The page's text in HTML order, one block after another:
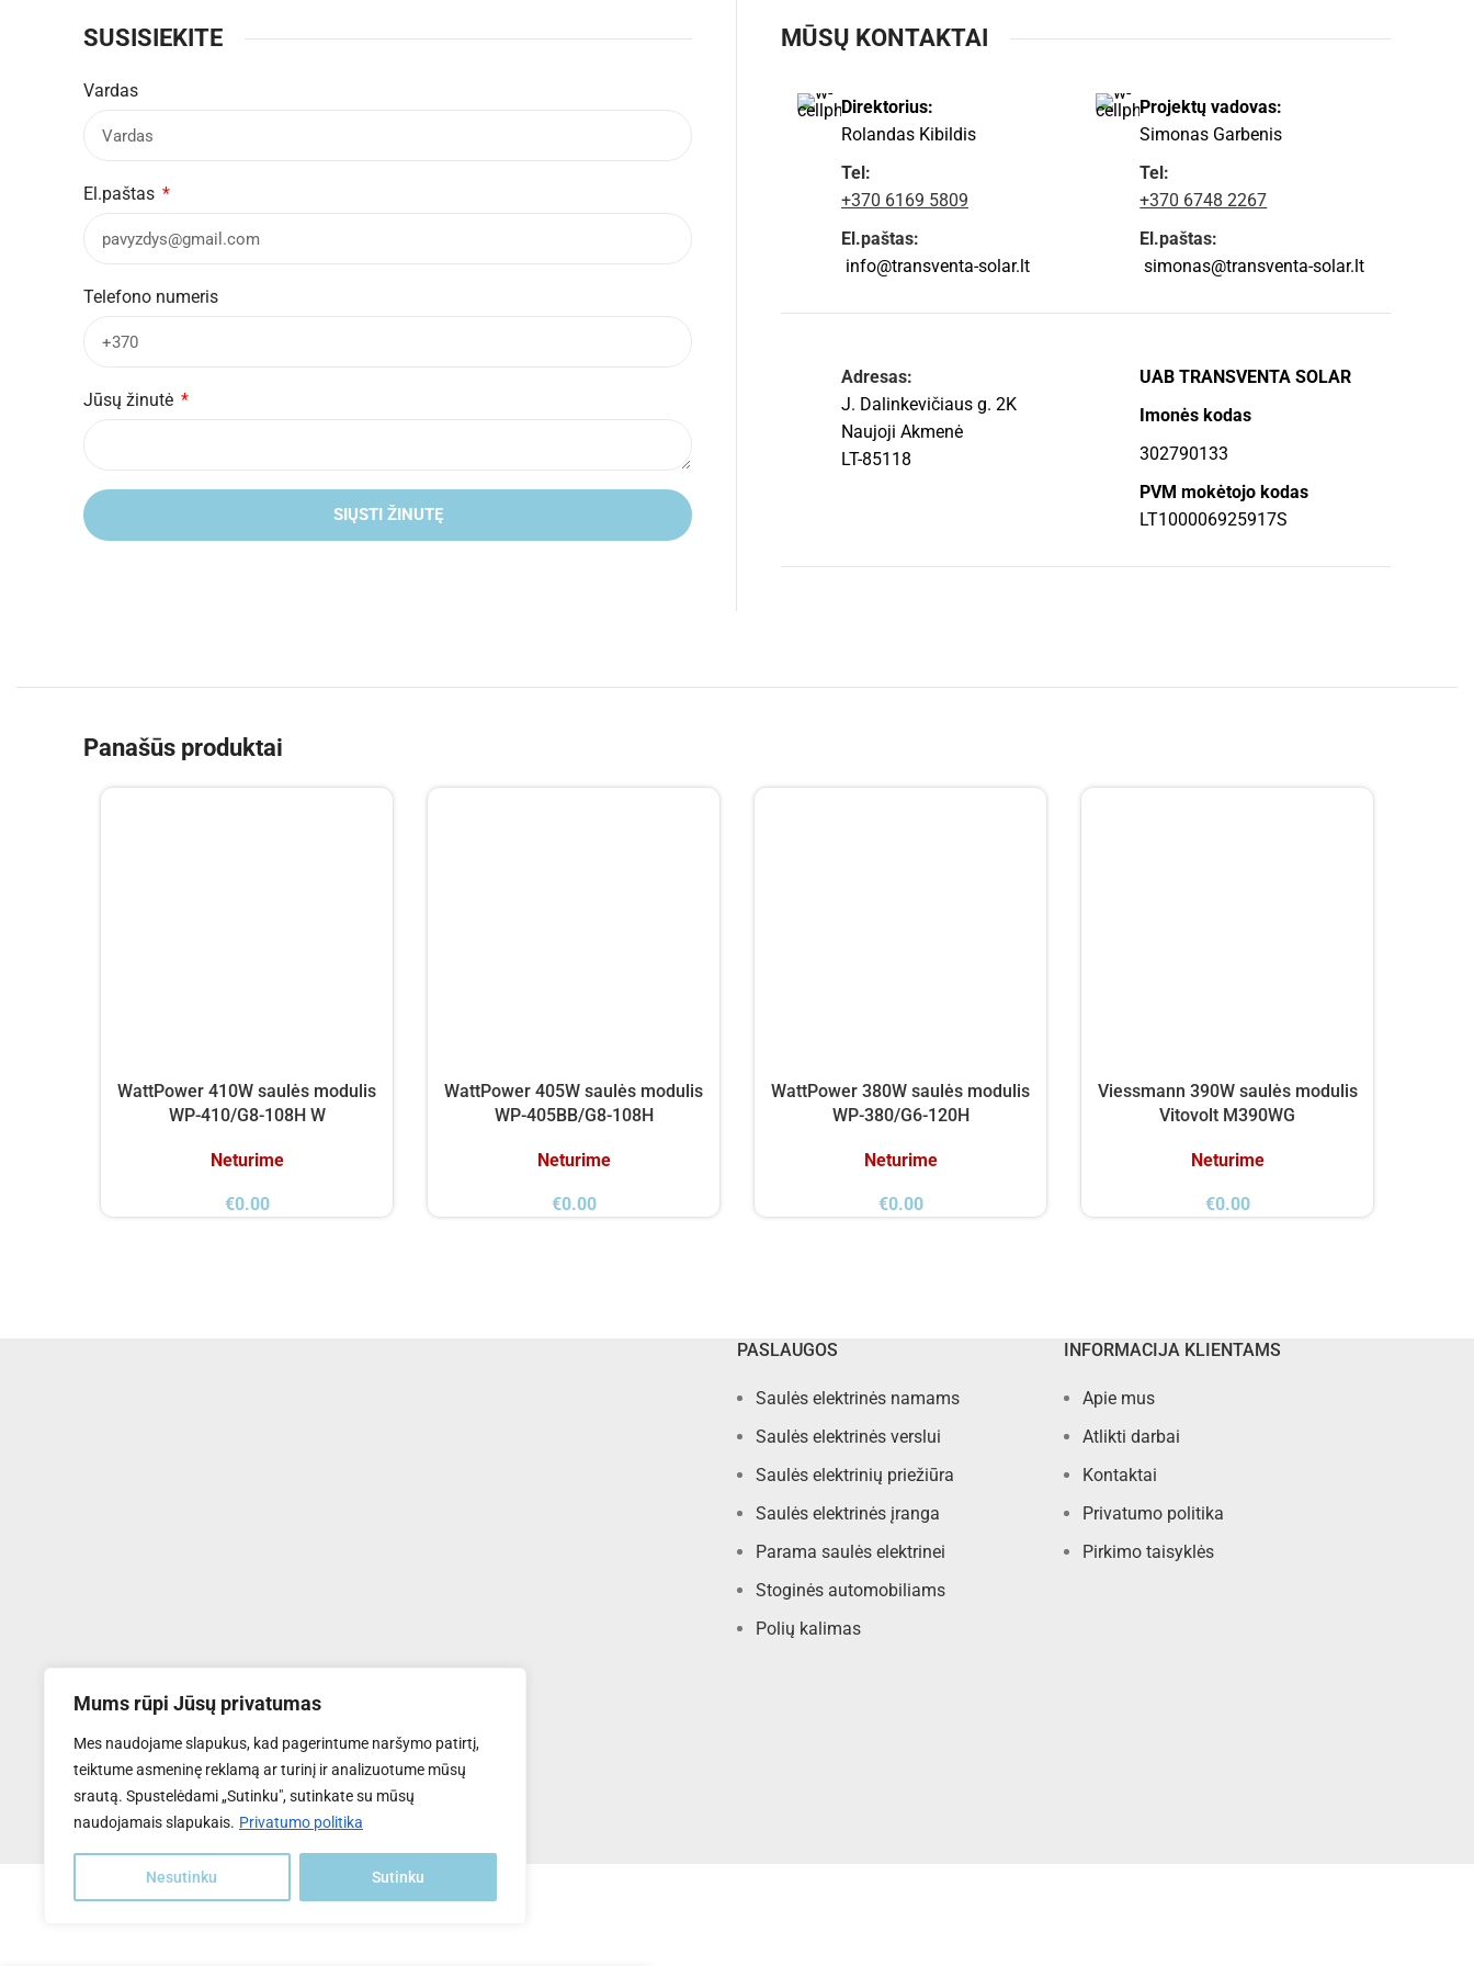
Mums rūpi Jūsų privatumas
Mes naudojame slapukus, kad pagerintume naršymo patirtį,
teiktume asmeninę reklamą ar turinį ir analizuotume mūsų
srautą. Spustelėdami „Sutinku", sutinkate su mūsų
naudojamais slapukais. Privatumo politika
Nesutinku Sutinku
SUSISIEKITE
Vardas
El.paštas
Telefono numeris
Jūsų žinutė
SIŲSTI ŽINUTĘ
MŪSŲ KONTAKTAI
Direktorius:
Rolandas Kibildis
Tel:
+370 6169 5809
El.paštas:
info@transventa-solar.lt
Projektų vadovas:
Simonas Garbenis
Tel:
+370 6748 2267
El.paštas:
simonas@transventa-solar.lt
Adresas:
J. Dalinkevičiaus g. 2K
Naujoji Akmenė
LT-85118
UAB TRANSVENTA SOLAR
Imonės kodas
302790133
PVM mokėtojo kodas
LT100006925917S
Panašūs produktai
WattPower 410W saulės modulis
WP-410/G8-108H W
Neturime
€0.00
WattPower 405W saulės modulis
WP-405BB/G8-108H
Neturime
€0.00
WattPower 380W saulės modulis
WP-380/G6-120H
Neturime
€0.00
Viessmann 390W saulės modulis
Vitovolt M390WG
Neturime
€0.00
UAB "Transventa Solar"
Tel:+370 6169 5809
El.paštas: info@transventa-solar.lt
Adresas
: J. Dalinkevičiaus g. 2K, Naujoji Akmenė, LT-85118
PASLAUGOS
Saulės elektrinės namams
Saulės elektrinės verslui
Saulės elektrinių priežiūra
Saulės elektrinės įranga
Parama saulės elektrinei
Stoginės automobiliams
Polių kalimas
INFORMACIJA KLIENTAMS
Apie mus
Atlikti darbai
Kontaktai
Privatumo politika
Pirkimo taisyklės